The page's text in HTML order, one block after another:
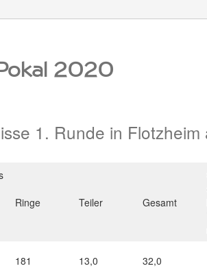
2020
1. Runde in
Ringe Teiler Gesamt
181 13,0 32,0